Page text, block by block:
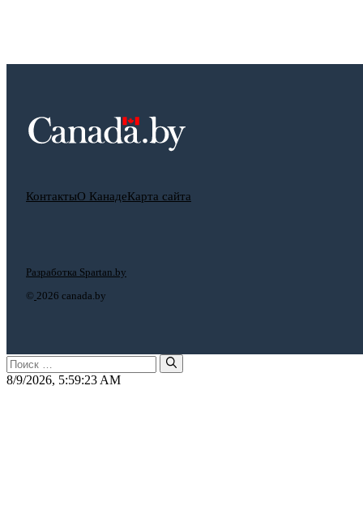
КонтактыО КанадеКарта сайта
© 2026 canada.by
Разработка Spartan.by
Поиск:
8/9/2026, 5:59:23 AM